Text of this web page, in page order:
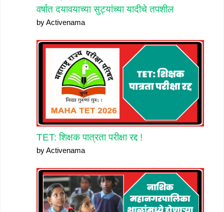
वर्षात दयावयाच्या सुट्यांच्या यादीचे तपशील
by Activenama
TET: शिक्षक पात्रता परीक्षा रद्द !
by Activenama